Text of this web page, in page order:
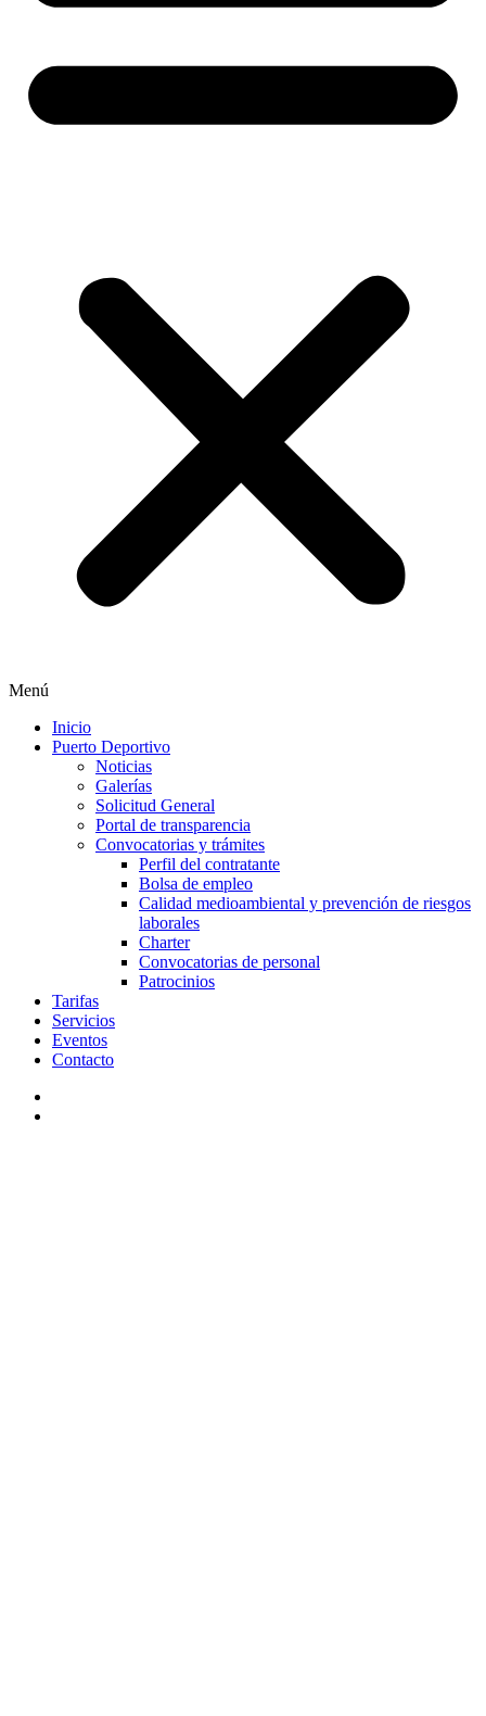
Menú
Inicio
Puerto Deportivo
Noticias
Galerías
Solicitud General
Portal de transparencia
Convocatorias y trámites
Perfil del contratante
Bolsa de empleo
Calidad medioambiental y prevención de riesgos
laborales
Charter
Convocatorias de personal
Patrocinios
Tarifas
Servicios
Eventos
Contacto